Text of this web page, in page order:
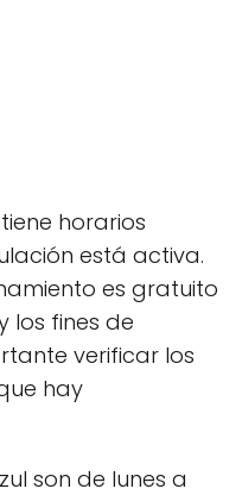
tiene horarios
está activa.
es gratuito
los fines de
verificar los
hay
son de lunes a